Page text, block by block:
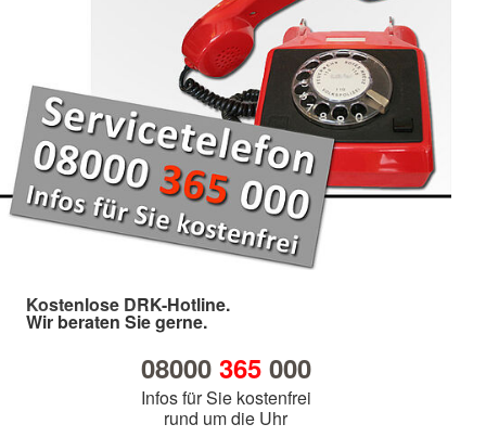
Kostenlose DRK-Hotline.
Wir beraten Sie gerne.
08000 365000
Infos für Sie kostenfrei
rund um die Uhr